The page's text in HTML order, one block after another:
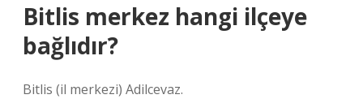
Bitlis merkez hangi ilçeye
bağlıdır?
Bitlis (il merkezi) Adilcevaz.